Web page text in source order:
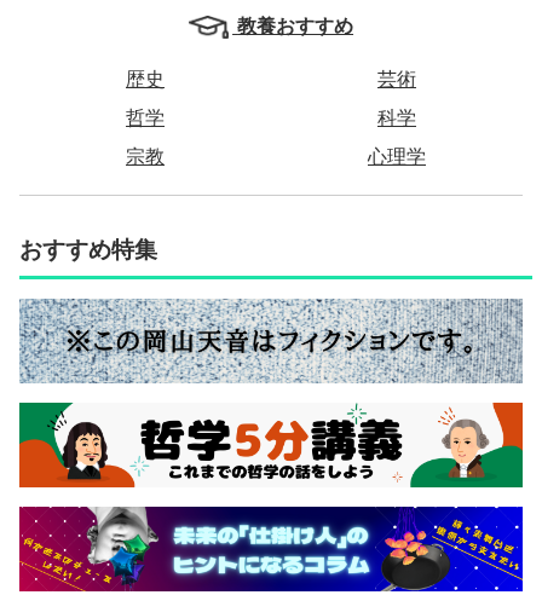
教養おすすめ
歴史
芸術
哲学
科学
宗教
心理学
おすすめ特集